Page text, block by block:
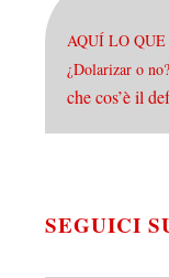
AQUÍ LO
¿Dolarizar o no?
che cos’è il
SEGUICI